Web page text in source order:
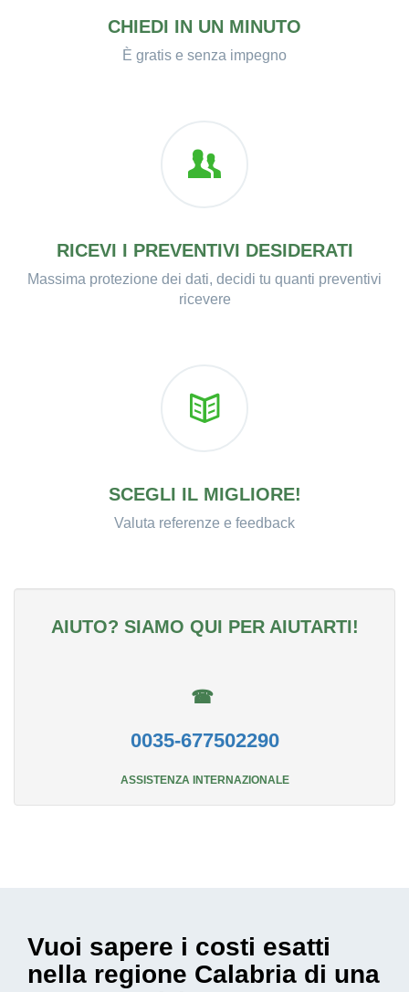
CHIEDI IN UN MINUTO
È gratis e senza impegno
RICEVI I PREVENTIVI DESIDERATI
Massima protezione dei dati, decidi tu quanti preventivi
ricevere
SCEGLI IL MIGLIORE!
Valuta referenze e feedback
AIUTO? SIAMO QUI PER AIUTARTI!
☎
0035-677502290
ASSISTENZA INTERNAZIONALE
Vuoi sapere i costi esatti
nella regione Calabria di una